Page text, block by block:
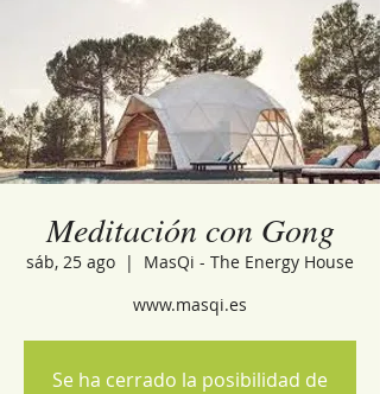
Meditación con Gong
sáb, 25 ago
  |
MasQi - The Energy House
www.masqi.es
Se ha cerrado la posibilidad de